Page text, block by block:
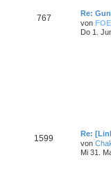
767
Re:
von FOE
Do 1.
1599
Re:
von
Mi 31.